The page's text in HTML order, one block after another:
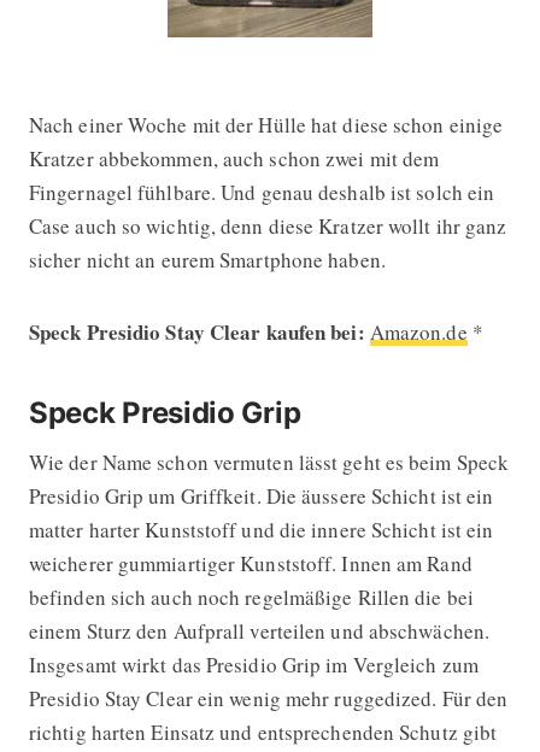
Nach einer Woche mit der Hülle hat diese schon einige
Kratzer abbekommen, auch schon zwei mit dem
Fingernagel fühlbare. Und genau deshalb ist solch ein
Case auch so wichtig, denn diese Kratzer wollt ihr ganz
sicher nicht an eurem Smartphone haben.
Speck Presidio Stay Clear kaufen bei: Amazon.de *
Speck Presidio Grip
Wie der Name schon vermuten lässt geht es beim Speck
Presidio Grip um Griffkeit. Die äussere Schicht ist ein
matter harter Kunststoff und die innere Schicht ist ein
weicherer gummiartiger Kunststoff. Innen am Rand
befinden sich auch noch regelmäßige Rillen die bei
einem Sturz den Aufprall verteilen und abschwächen.
Insgesamt wirkt das Presidio Grip im Vergleich zum
Presidio Stay Clear ein wenig mehr ruggedized. Für den
richtig harten Einsatz und entsprechenden Schutz gibt